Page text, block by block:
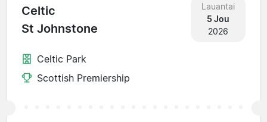
Celtic
St Johnstone
Lauantai
5 Jou
2026
Celtic Park
Scottish Premiership